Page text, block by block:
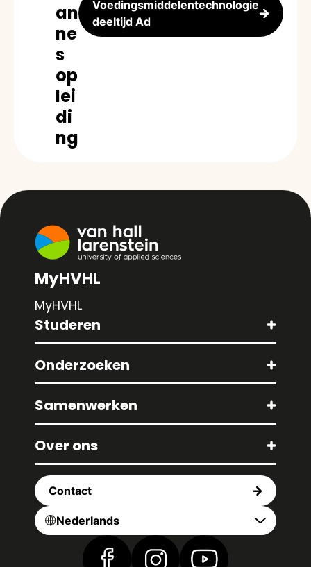
an
ne
s
op
lei
di
ng
Voedingsmiddelentechnologie
deeltijd Ad
MyHVHL
MyHVHL
Studeren
Onderzoeken
Samenwerken
Over ons
Contact
Nederlands